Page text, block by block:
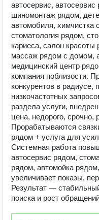
автосервис,
шиномонтаж рядом,
автомобиля, химчистка
стоматология рядом,
кариеса, салон
массаж рядом с домом,
медицинский центр
компания поблизости.
конкурентов в радиусе,
низкочастотных
раздела услуги,
цена, недорого, срочно,
Прорабатываются
рядом + услуга для
Системная работа
автосервис рядом,
рядом, автомойка
увеличивает показы,
Результат —
поиска и рост